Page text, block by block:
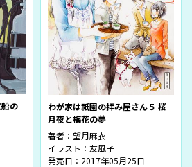
の
わが家は祇園の拝み屋さん５ 桜
月夜と梅花の夢
著者： 望月麻衣
イラスト： 友風子
発売日：2017年05月25日